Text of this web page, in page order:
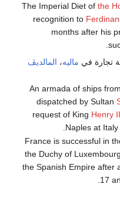
the
recognition to
months after his
تجارة في ماليه، المالديڤ
dispatched by Sultan
request of King Henry
Naples at
the Duchy of
the Spanish Empire after
17